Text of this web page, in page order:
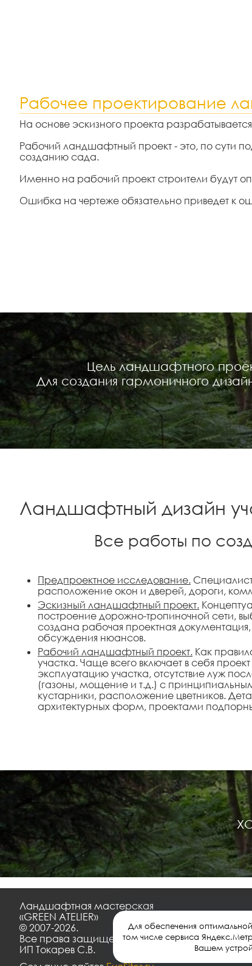
Рабочее проектирование
На основе эскизного проекта
Рабочий ландшафтный проект - это, по сути
созданию сада.
Именно на рабочий проект строители будут
Ошибка на чертеже обязательно приведет к
Цель ландшафтного
Для создания гармоничного
Ландшафтный дизайн
Все работы по
Предпроектное исследование.
расположение окон и дверей, дороги,
Эскизный ландшафтный проект.
построение дорожно-тропиночной сети,
создана рабочая проектная
обсуждения нюансов.
Рабочий ландшафтный проект. Как
участка. Чаще всего включает в себя
эксплуатацию участка, отсутствие луж
(газоны, мощение и т.д.) с
кустарники, расположение цветников.
архитектурных форм, проектами
Ландшафтная мастерская
«GREEN ATELIER»
© 2007-2026.
Все права защищены
ИП Токарев С.В.
Для обеспечения
том числе сервиса
Вашем